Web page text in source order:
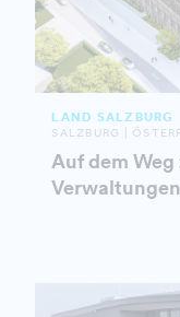
LAND SALZBURG
SALZBURG |
Auf dem